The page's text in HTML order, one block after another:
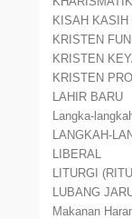
KISAH
KRISTEN
KRISTEN
KRISTEN
LAHIR BARU
Langka-
LANGKAH-
LIBERAL
LITURGI
LUBANG
Makanan